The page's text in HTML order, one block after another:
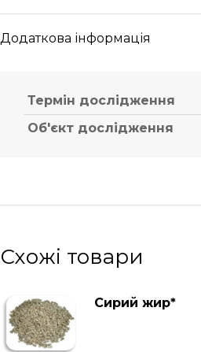
Додаткова інформація
Термін дослідження
Об'єкт дослідження
Схожі товари
Сирий жир*